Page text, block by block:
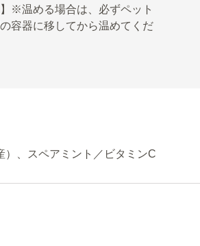
】※温める場合は、必ずペット
容器に移してから温めてくだ
）、スペアミント／ビタミンC